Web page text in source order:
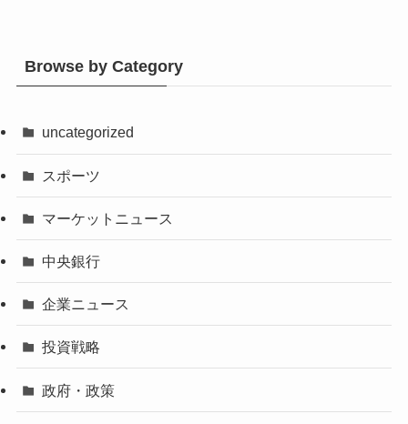
Browse by Category
uncategorized
スポーツ
マーケットニュース
中央銀行
企業ニュース
投資戦略
政府・政策